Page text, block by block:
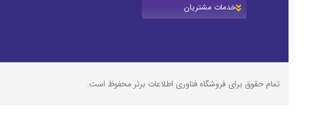
خدمات مشتریان
تمام حقوق برای فروشگاه فناوری اطلاعات برتر محفوظ است.